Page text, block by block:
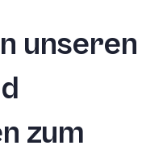
unseren
zum